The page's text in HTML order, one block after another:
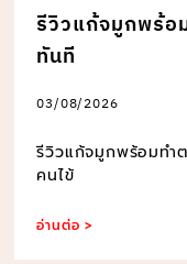
รีวิวแก้จมูกพร้อ
ทันที
03/08/2026
รีวิวแก้จมูกพร้อมทำ
คนไข้
อ่านต่อ >